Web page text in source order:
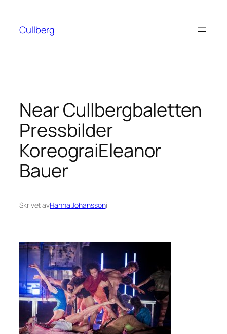
innehåll
Cullberg
Near Cullbergbaletten
Pressbilder
KoreograiEleanor
Bauer
Skrivet avHanna Johanssoni